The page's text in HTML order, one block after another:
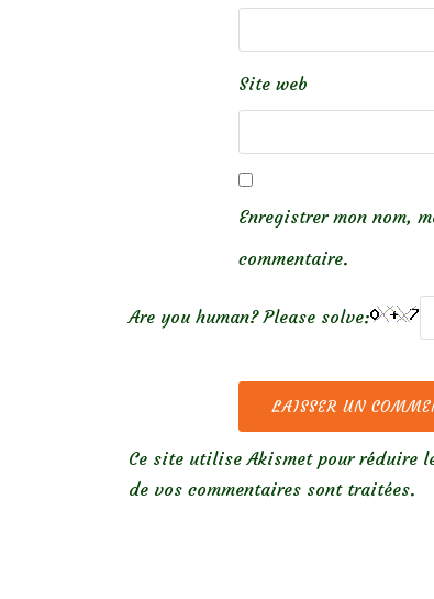
Site web
Enregistrer mon nom,
commentaire.
Are you human? Please solve:
Ce site utilise Akismet pour réduire
de vos commentaires sont traitées.